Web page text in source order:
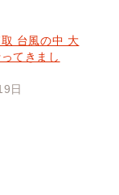
台風の中 大
てきまし
日